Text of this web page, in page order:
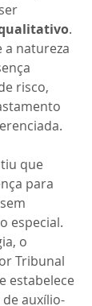
.
a natureza
risco,
que
para
especial.
o
Tribunal
estabelece
auxílio-